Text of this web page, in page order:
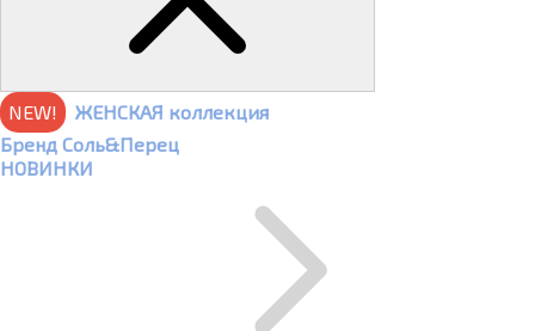
NEW!
ЖЕНСКАЯ коллекция
Бренд Соль&Перец
НОВИНКИ